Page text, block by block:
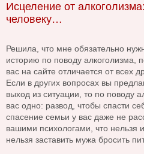
Исцеление от
человеку…
Решила, что мне обязательно
историю по поводу алкоголизма,
вас на сайте отличается от всех
Если в других вопросах вы
выход из ситуации, то по поводу
вас одно: развод, чтобы спасти
спасение семьи у вас даже не
вашими психологами, что нельзя
нельзя заставить мужа бросить